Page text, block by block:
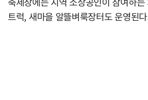
트럭, 새마을 알뜰벼룩장터도 운영된